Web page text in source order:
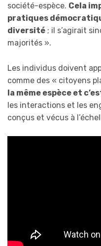
société-espèce. Cela
pratiques
diversité ; il s’agirait
majorités ».
Les individus doivent
comme des « citoyens
la même espèce et
les interactions et les
conçus et vécus à